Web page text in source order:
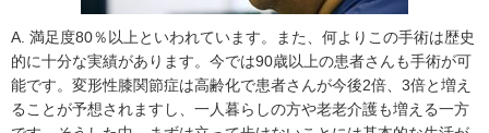
A. 満足度80％以上といわれています。また、何よりこの手術は歴史
的に十分な実績があります。今では90歳以上の患者さんも手術が可
能です。変形性膝関節症は高齢化で患者さんが今後2倍、3倍と増え
ることが予想されますし、一人暮らしの方や老老介護も増える一方